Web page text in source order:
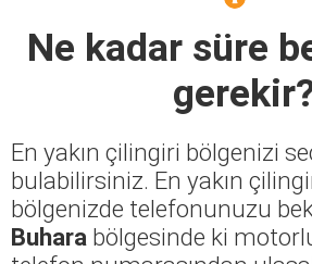
Ne kadar süre
En yakın çilingiri bölgenizi
bulabilirsiniz. En yakın
bölgenizde telefonunuzu
Buhara bölgesinde ki